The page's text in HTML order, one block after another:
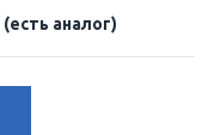
(есть аналог)